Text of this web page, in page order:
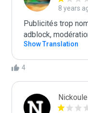
8 years
Publicités trop
adblock,
Show Translation
4
Nickoule